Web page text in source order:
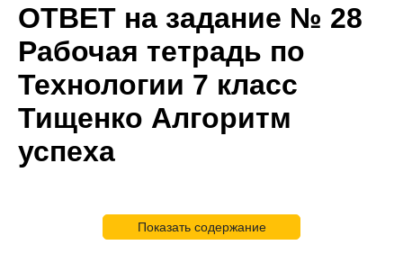
ОТВЕТ на задание № 28
Рабочая тетрадь по
Технологии 7 класс
Тищенко Алгоритм
успеха
Показать содержание